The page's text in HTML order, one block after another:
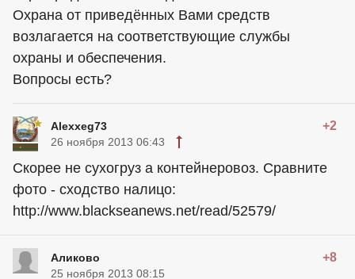
Охрана от приведённых Вами средств
возлагается на соответствующие службы
охраны и обеспечения.
Вопросы есть?
Alexxeg73 +2
26 ноября 2013 06:43
Скорее не сухогруз а контейнеровоз. Сравните
фото - сходство налицо:
http://www.blackseanews.net/read/52579/
Аликово +8
25 ноября 2013 08:15